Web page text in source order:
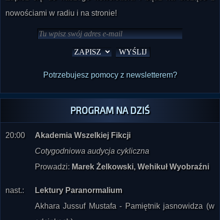
Zapisz się do naszego newslettera i bądź na bieżąco z
nowościami w radiu i na stronie!
Potrzebujesz pomocy z newsletterem?
PROGRAM NA DZIŚ
Akademia Wszelkiej Fikcji
Cotygodniowa audycja cykliczna
Prowadzi:
Marek Żelkowski, Wehikuł Wyobraźni
Lektury Paranormalium